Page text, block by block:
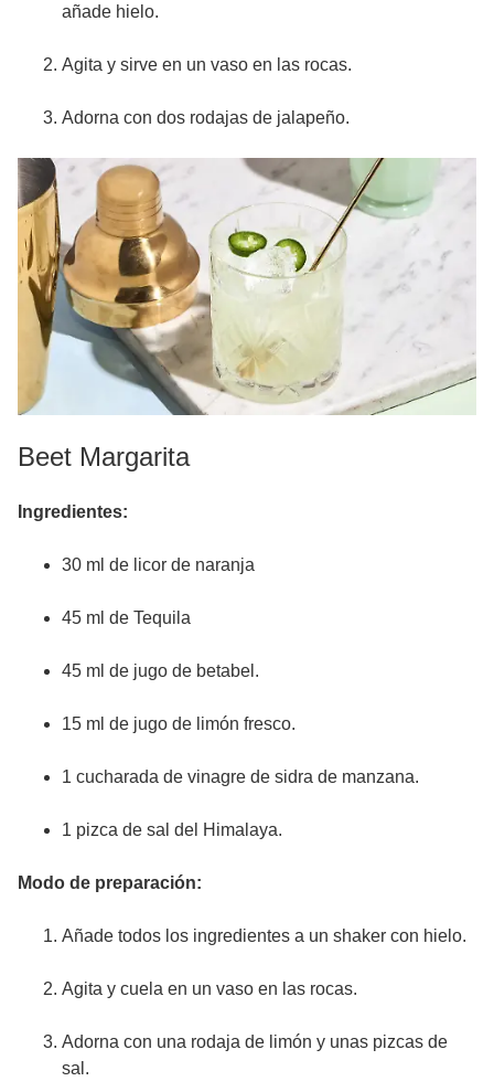
añade hielo.
Agita y sirve en un vaso en las rocas.
Adorna con dos rodajas de jalapeño.
Beet Margarita
Ingredientes:
30 ml de licor de naranja
45 ml de Tequila
45 ml de jugo de betabel.
15 ml de jugo de limón fresco.
1 cucharada de vinagre de sidra de manzana.
1 pizca de sal del Himalaya.
Modo de preparación:
Añade todos los ingredientes a un shaker con hielo.
Agita y cuela en un vaso en las rocas.
Adorna con una rodaja de limón y unas pizcas de
sal.